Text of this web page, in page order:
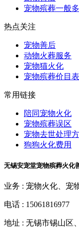
宠物殡葬一般
热点关注
宠物善后
动物火葬服务
宠物猫火化
宠物殡葬价目表
常用链接
陪同宠物火化
宠物殡葬误区
宠物去世处理
狗狗火化费用
无锡安宠堂宠物殡葬火化
业务 : 宠物火化、宠
电话 : 15061816977
地址 : 无锡市锡山区